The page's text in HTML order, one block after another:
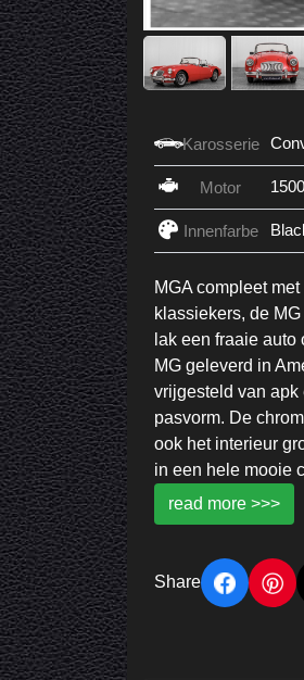
Karosserie
Motor
Innenfarbe
MGA compleet
klassiekers, de
lak een fraaie
MG geleverd in
vrijgesteld van apk
pasvorm. De
ook het interieur
in een hele mooie
read more >>>
Share